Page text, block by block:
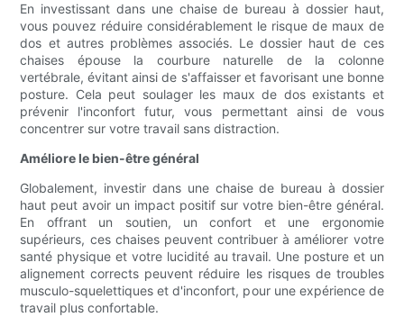
En investissant dans une chaise de bureau à dossier haut,
vous pouvez réduire considérablement le risque de maux de
dos et autres problèmes associés. Le dossier haut de ces
chaises épouse la courbure naturelle de la colonne
vertébrale, évitant ainsi de s'affaisser et favorisant une bonne
posture. Cela peut soulager les maux de dos existants et
prévenir l'inconfort futur, vous permettant ainsi de vous
concentrer sur votre travail sans distraction.
Améliore le bien-être général
Globalement, investir dans une chaise de bureau à dossier
haut peut avoir un impact positif sur votre bien-être général.
En offrant un soutien, un confort et une ergonomie
supérieurs, ces chaises peuvent contribuer à améliorer votre
santé physique et votre lucidité au travail. Une posture et un
alignement corrects peuvent réduire les risques de troubles
musculo-squelettiques et d'inconfort, pour une expérience de
travail plus confortable.